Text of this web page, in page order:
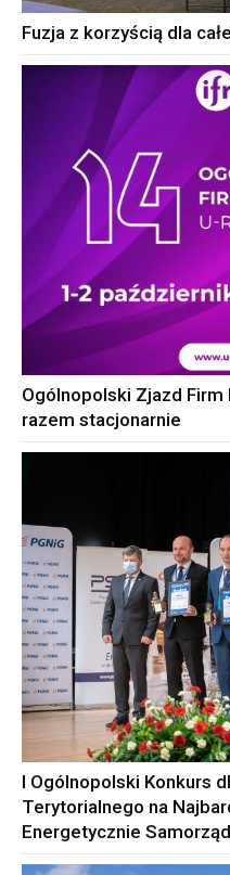
Fuzja z korzyścią dla
Ogólnopolski Zjazd
razem stacjonarnie
I Ogólnopolski Konkurs
Terytorialnego na
Energetycznie